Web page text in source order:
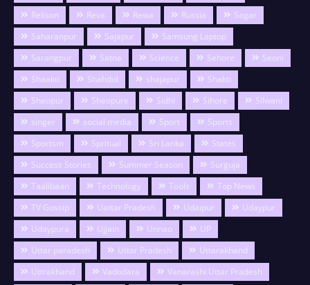
Relison
Reva Rewa Russia
Sagar
Saharanpur
Sajapur
Samsung Laptop
Sarangpur
Satna Science Sehore
Seoni
Shaakti
Shahdol shajapur
Shakti
Sheopur
Sheopure Sidhi Sihore
Silwani
singer
social media Sport
Sports
Sportsm
Spritual Sri Lanka
States
Success Stories
Summer Season
Surguja
Taalibaan
Technology Tools
Top News
TV Gossip
Uattar Pradesh Udaipur
Udaypur
Udaypura
Ujjain Unnao
UP
Uttar paradesh
Uttar Pradesh
Uttarakhand
Uttrakhand
Vadodara
Vanarashi Uttar Pradesh